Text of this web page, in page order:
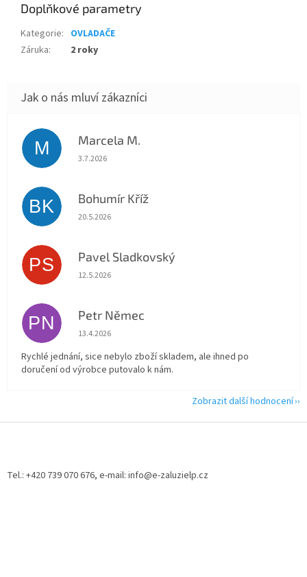
Doplňkové parametry
Kategorie: OVLADAČE
Záruka: 2 roky
M Marcela M.
Hodnocení obchodu je 5 z 5 hvězdiček.
3.7.2026
BK Bohumír Kříž
Hodnocení obchodu je 5 z 5 hvězdiček.
20.5.2026
PS Pavel Sladkovský
Hodnocení obchodu je 5 z 5 hvězdiček.
12.5.2026
PN Petr Němec
Hodnocení obchodu je 5 z 5 hvězdiček.
13.4.2026
Rychlé jednání, sice nebylo zboží skladem, ale ihned po
doručení od výrobce putovalo k nám.
Zobrazit další hodnocení
Tel.: +420 739 070 676, e-mail: info@e-zaluzielp.cz